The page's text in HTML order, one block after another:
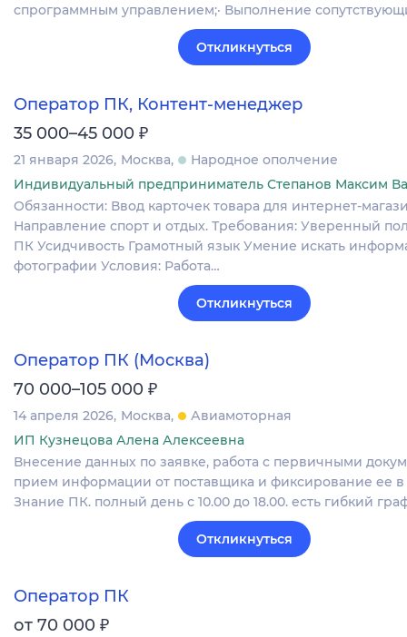
спрограммным управлением;· Выполнение
Откликнуться
Оператор ПК, Контент-менеджер
35 000–45 000 ₽
21 января 2026 Москва
Народное ополчение
Индивидуальный предприниматель Степанов Максим
Обязанности: Ввод карточек товара для интернет-
Направление спорт и отдых. Требования: Уверенный
ПК Усидчивость Грамотный язык Умение искать
фотографии Условия: Работа…
Откликнуться
Оператор ПК (Москва)
70 000–105 000 ₽
14 апреля 2026 Москва
Авиамоторная
ИП Кузнецова Алена Алексеевна
Внесение данных по заявке, работа с первичными
прием информации от поставщика и фиксирование ее в
Знание ПК. полный день с 10.00 до 18.00. есть гибкий
Откликнуться
Оператор ПК
от 70 000 ₽